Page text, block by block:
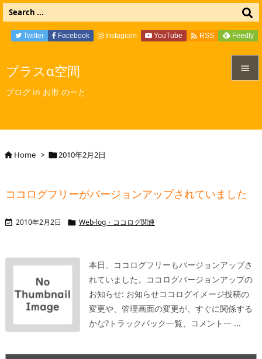
プラスα空間
ブログ in お市 のーと

次へ
Twitter Facebook Instagram YouTube  RSS Feedly
Home > 2010年2月2日
ココログフリーがバージョンアップされていました
 2010年2月2日  Web-log・ココログ関連
本日、ココログフリーもバージョンアップさ
れていました。 ココログバージョンアップの
お知らせ: お知らせココログイメージ投稿の
変更や、管理画面の変更が、すぐに関係する
かな? トラックバック一覧、コメント一 ...